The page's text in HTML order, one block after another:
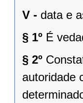
V - data e
§ 1º É
§ 2º
autoridade